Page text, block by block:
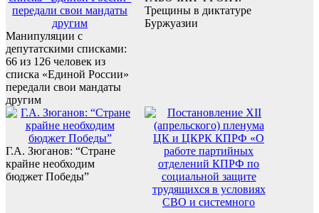
Манипуляции с
депутатскими списками:
66 из 126 человек из
списка «Единой России»
передали свои мандаты
другим
Трещины в диктатуре
Буржуазии
Г.А. Зюганов: “Стране
крайне необходим
бюджет Победы”